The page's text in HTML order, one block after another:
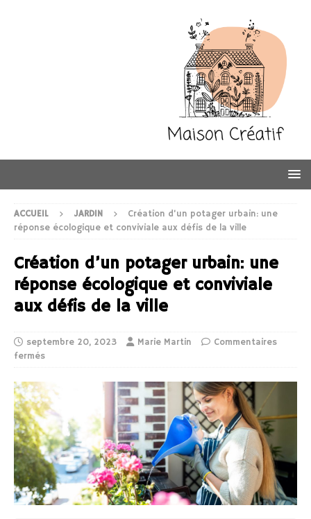
ACCUEIL JARDIN
Création d’un potager urbain: une
réponse écologique et conviviale aux défis de la ville
Création d’un potager urbain: une
réponse écologique et conviviale
aux défis de la ville
septembre 20, 2023 Marie Martin
Commentaires
fermés